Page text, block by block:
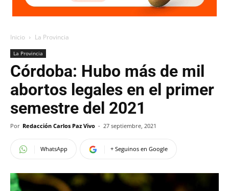
Inicio La Provincia
La Provincia
Córdoba: Hubo más de mil
abortos legales en el primer
semestre del 2021
Por Redacción Carlos Paz Vivo - 27 septiembre, 2021
WhatsApp + Seguinos en Google